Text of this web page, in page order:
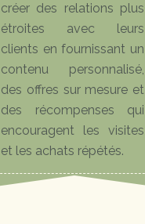
créer des relations plus
étroites avec leurs
clients en fournissant un
contenu personnalisé,
des offres sur mesure et
des récompenses qui
encouragent les visites
et les achats répétés.